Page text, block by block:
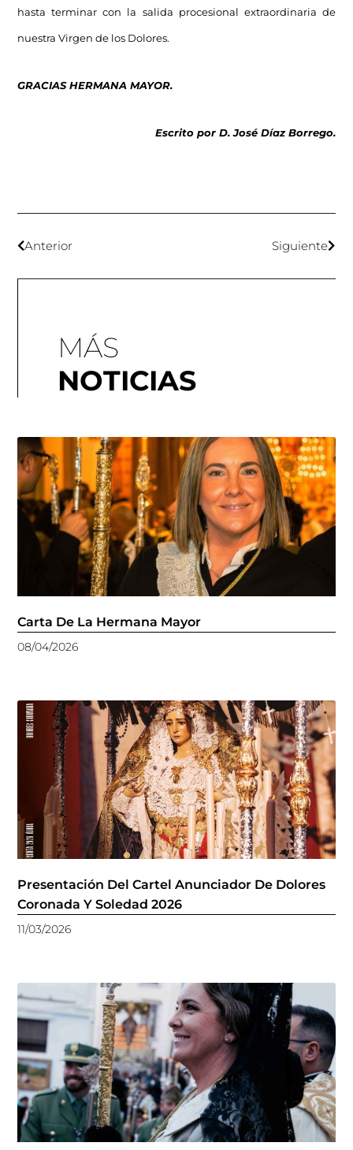
hasta terminar con la salida procesional extraordinaria de
nuestra Virgen de los Dolores.
GRACIAS HERMANA MAYOR.
Escrito por D. José Díaz Borrego.
Anterior Siguiente
MÁS
NOTICIAS
Carta De La Hermana Mayor
08/04/2026
Presentación Del Cartel Anunciador De Dolores
Coronada Y Soledad 2026
11/03/2026